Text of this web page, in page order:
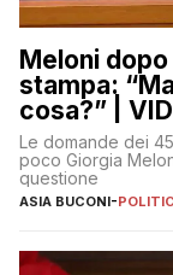
Meloni
stampa:
cosa?” |
Le domande dei
poco Giorgia
questione
ASIA BUCONI-